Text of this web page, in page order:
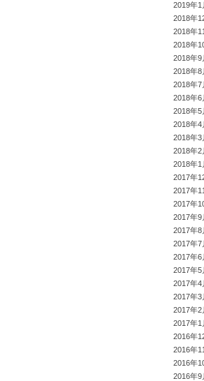
2019年1
2018年
2018年
2018年
2018年9
2018年8
2018年7
2018年6
2018年5
2018年4
2018年3
2018年2
2018年1
2017年
2017年
2017年
2017年9
2017年8
2017年7
2017年6
2017年5
2017年4
2017年3
2017年2
2017年1
2016年
2016年
2016年
2016年9